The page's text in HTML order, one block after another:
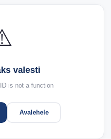
valesti
is not a function
Avalehele